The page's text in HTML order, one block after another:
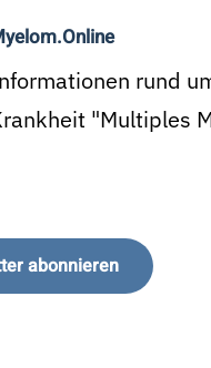
rund
"Multiples
abonnieren